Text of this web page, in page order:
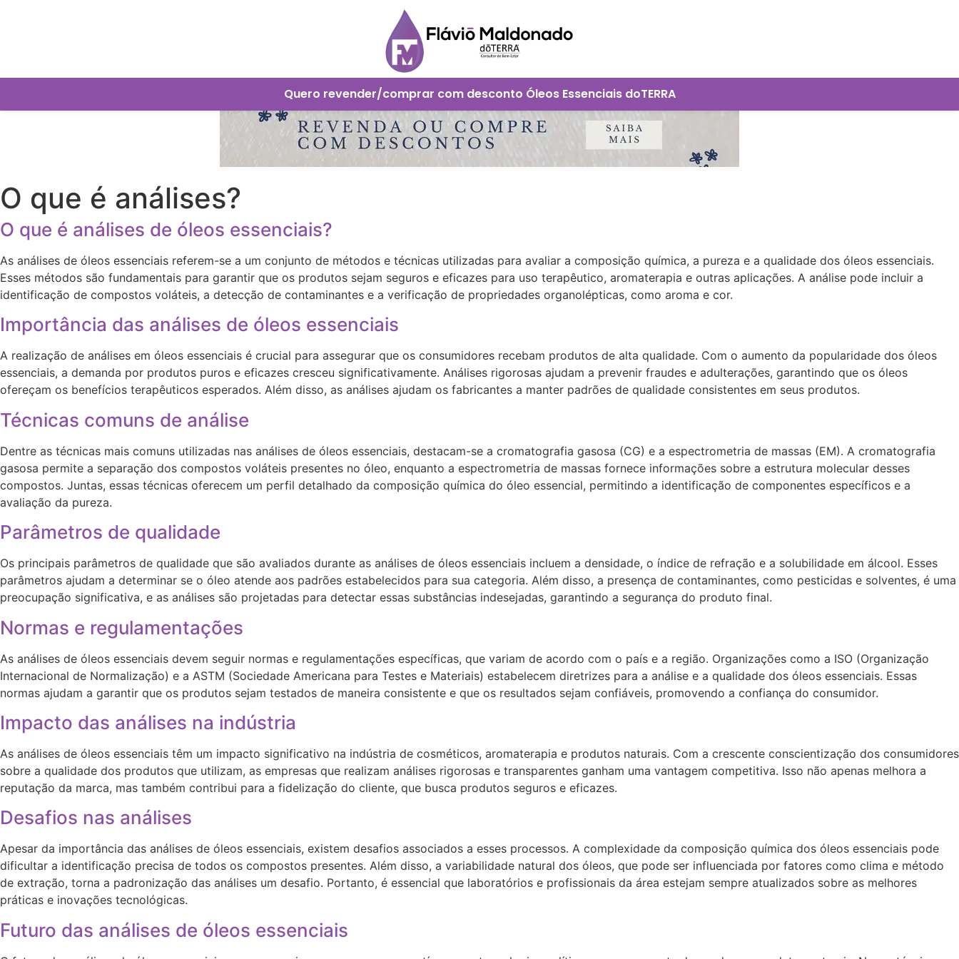
Quero revender/comprar com desconto Óleos Essenciais doTERRA
O que é análises?
O que é análises de óleos essenciais?
As análises de óleos essenciais referem-se a um conjunto de métodos e técnicas utilizadas para avaliar a composição química, a pureza e a qualidade dos óleos essenciais.
Esses métodos são fundamentais para garantir que os produtos sejam seguros e eficazes para uso terapêutico, aromaterapia e outras aplicações. A análise pode incluir a
identificação de compostos voláteis, a detecção de contaminantes e a verificação de propriedades organolépticas, como aroma e cor.
Importância das análises de óleos essenciais
A realização de análises em óleos essenciais é crucial para assegurar que os consumidores recebam produtos de alta qualidade. Com o aumento da popularidade dos óleos
essenciais, a demanda por produtos puros e eficazes cresceu significativamente. Análises rigorosas ajudam a prevenir fraudes e adulterações, garantindo que os óleos
ofereçam os benefícios terapêuticos esperados. Além disso, as análises ajudam os fabricantes a manter padrões de qualidade consistentes em seus produtos.
Técnicas comuns de análise
Dentre as técnicas mais comuns utilizadas nas análises de óleos essenciais, destacam-se a cromatografia gasosa (CG) e a espectrometria de massas (EM). A cromatografia
gasosa permite a separação dos compostos voláteis presentes no óleo, enquanto a espectrometria de massas fornece informações sobre a estrutura molecular desses
compostos. Juntas, essas técnicas oferecem um perfil detalhado da composição química do óleo essencial, permitindo a identificação de componentes específicos e a
avaliação da pureza.
Parâmetros de qualidade
Os principais parâmetros de qualidade que são avaliados durante as análises de óleos essenciais incluem a densidade, o índice de refração e a solubilidade em álcool. Esses
parâmetros ajudam a determinar se o óleo atende aos padrões estabelecidos para sua categoria. Além disso, a presença de contaminantes, como pesticidas e solventes, é uma
preocupação significativa, e as análises são projetadas para detectar essas substâncias indesejadas, garantindo a segurança do produto final.
Normas e regulamentações
As análises de óleos essenciais devem seguir normas e regulamentações específicas, que variam de acordo com o país e a região. Organizações como a ISO (Organização
Internacional de Normalização) e a ASTM (Sociedade Americana para Testes e Materiais) estabelecem diretrizes para a análise e a qualidade dos óleos essenciais. Essas
normas ajudam a garantir que os produtos sejam testados de maneira consistente e que os resultados sejam confiáveis, promovendo a confiança do consumidor.
Impacto das análises na indústria
As análises de óleos essenciais têm um impacto significativo na indústria de cosméticos, aromaterapia e produtos naturais. Com a crescente conscientização dos consumidores
sobre a qualidade dos produtos que utilizam, as empresas que realizam análises rigorosas e transparentes ganham uma vantagem competitiva. Isso não apenas melhora a
reputação da marca, mas também contribui para a fidelização do cliente, que busca produtos seguros e eficazes.
Desafios nas análises
Apesar da importância das análises de óleos essenciais, existem desafios associados a esses processos. A complexidade da composição química dos óleos essenciais pode
dificultar a identificação precisa de todos os compostos presentes. Além disso, a variabilidade natural dos óleos, que pode ser influenciada por fatores como clima e método
de extração, torna a padronização das análises um desafio. Portanto, é essencial que laboratórios e profissionais da área estejam sempre atualizados sobre as melhores
práticas e inovações tecnológicas.
Futuro das análises de óleos essenciais